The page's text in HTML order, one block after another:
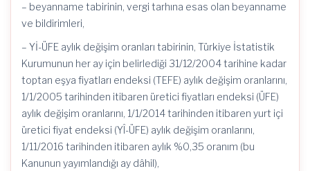
– beyanname tabirinin, vergi tarhına esas olan beyanname
ve bildirimleri,
– Yİ-ÜFE aylık değişim oranları tabirinin, Türkiye İstatistik
Kurumunun her ay için belirlediği 31/12/2004 tarihine kadar
toptan eşya fiyatları endeksi (TEFE) aylık değişim oranlarını,
1/1/2005 tarihinden itibaren üretici fiyatları endeksi (ÜFE)
aylık değişim oranlarını, 1/1/2014 tarihinden itibaren yurt içi
üretici fiyat endeksi (YÎ-ÜFE) aylık değişim oranlarını,
1/11/2016 tarihinden itibaren aylık %0,35 oranım (bu
Kanunun yayımlandığı ay dâhil),